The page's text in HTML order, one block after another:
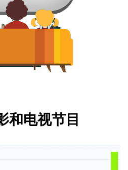
和电视节目